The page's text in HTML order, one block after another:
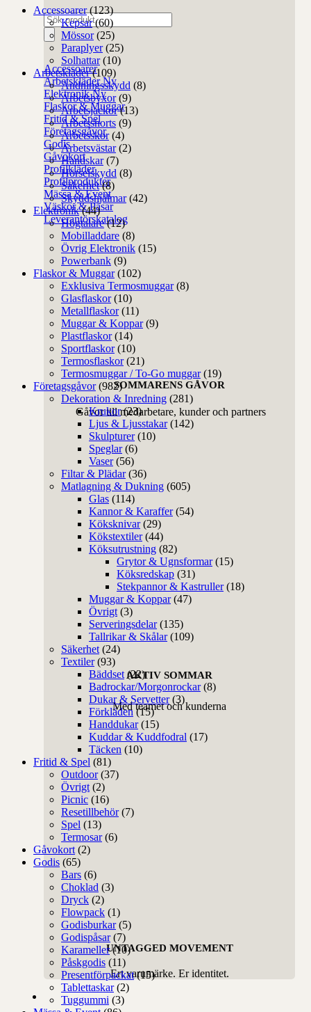
Produktsökning
Accessoarer
Arbetskläder
Elektronik
Flaskor & Muggar
Fritid & Spel
Företagsgåvor
Godis
Gåvokort
Profilkläder
Profilprodukter
Mässa & Event
Väskor & Påsar
Leverantörskatalog
SOMMARENS GÅVOR
Gåvor till medarbetare, kunder och partners
AKTIV SOMMAR
Med teamet och kunderna
UNTAGGED MOVEMENT
Ert varumärke. Er identitet.
Accessoarer (123)
Kepsar (60)
Mössor (25)
Paraplyer (25)
Solhattar (10)
Arbetskläder (109)
Andningsskydd (8)
Arbetsbyxor (9)
Arbetsjackor (13)
Arbetsshorts (9)
Arbetsskor (4)
Arbetsvästar (2)
Handskar (7)
Hörselskydd (8)
Säkerhet (8)
Skyddshjälmar (42)
Elektronik (44)
Högtalare (12)
Mobilladdare (8)
Övrig Elektronik (15)
Powerbank (9)
Flaskor & Muggar (102)
Exklusiva Termosmuggar (8)
Glasflaskor (10)
Metallflaskor (11)
Muggar & Koppar (9)
Plastflaskor (14)
Sportflaskor (10)
Termosflaskor (21)
Termosmuggar / To-Go muggar (19)
Företagsgåvor (982)
Dekoration & Inredning (281)
Krukor (23)
Ljus & Ljusstakar (142)
Skulpturer (10)
Speglar (6)
Vaser (56)
Filtar & Plädar (36)
Matlagning & Dukning (605)
Glas (114)
Kannor & Karaffer (54)
Köksknivar (29)
Kökstextiler (44)
Köksutrustning (82)
Grytor & Ugnsformar (15)
Köksredskap (31)
Stekpannor & Kastruller (18)
Muggar & Koppar (47)
Övrigt (3)
Serveringsdelar (135)
Tallrikar & Skålar (109)
Säkerhet (24)
Textiler (93)
Bäddset (22)
Badrockar/Morgonrockar (8)
Dukar & Servetter (3)
Förkläden (15)
Handdukar (15)
Kuddar & Kuddfodral (17)
Täcken (10)
Fritid & Spel (81)
Outdoor (37)
Övrigt (2)
Picnic (16)
Resetillbehör (7)
Spel (13)
Termosar (6)
Gåvokort (2)
Godis (65)
Bars (6)
Choklad (3)
Dryck (2)
Flowpack (1)
Godisburkar (5)
Godispåsar (7)
Karameller (10)
Påskgodis (11)
Presentförpackat (15)
Tablettaskar (2)
Tuggummi (3)